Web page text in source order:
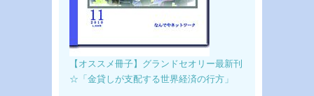
【オススメ冊子】グランドセオリー最新刊
☆「金貸しが支配する世界経済の行方」